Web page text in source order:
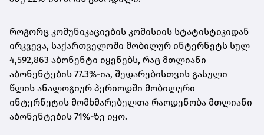
როგორც კომუნიკაციების კომისიის სტატისტიკიდან
ირკვევა, საქართველოში მობილურ ინტერნეტს სულ
4,592,863 აბონენტი იყენებს, რაც მთლიანი
აბონენტების 77.3%-ია, შედარებისთვის გასული
წლის ანალოგიურ პერიოდში მობილური
ინტერნეტის მომხმარებელთა რაოდენობა მთლიანი
აბონენტების 71%-ზე იყო.